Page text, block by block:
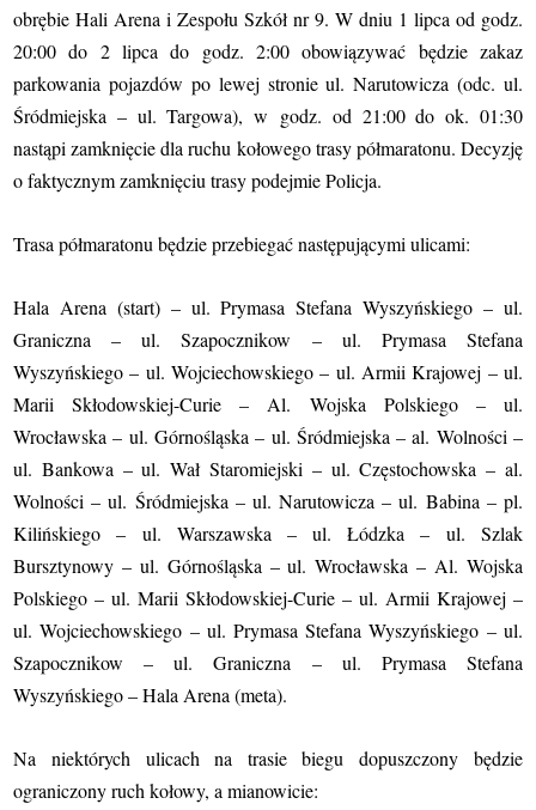
obrębie Hali Arena i Zespołu Szkół nr 9. W dniu 1 lipca od godz.
20:00 do 2 lipca do godz. 2:00 obowiązywać będzie zakaz
parkowania pojazdów po lewej stronie ul. Narutowicza (odc. ul.
Śródmiejska – ul. Targowa), w godz. od 21:00 do ok. 01:30
nastąpi zamknięcie dla ruchu kołowego trasy półmaratonu. Decyzję
o faktycznym zamknięciu trasy podejmie Policja.
Trasa półmaratonu będzie przebiegać następującymi ulicami:
Hala Arena (start) – ul. Prymasa Stefana Wyszyńskiego – ul.
Graniczna – ul. Szapocznikow – ul. Prymasa Stefana
Wyszyńskiego – ul. Wojciechowskiego – ul. Armii Krajowej – ul.
Marii Skłodowskiej-Curie – Al. Wojska Polskiego – ul.
Wrocławska – ul. Górnośląska – ul. Śródmiejska – al. Wolności –
ul. Bankowa – ul. Wał Staromiejski – ul. Częstochowska – al.
Wolności – ul. Śródmiejska – ul. Narutowicza – ul. Babina – pl.
Kilińskiego – ul. Warszawska – ul. Łódzka – ul. Szlak
Bursztynowy – ul. Górnośląska – ul. Wrocławska – Al. Wojska
Polskiego – ul. Marii Skłodowskiej-Curie – ul. Armii Krajowej –
ul. Wojciechowskiego – ul. Prymasa Stefana Wyszyńskiego – ul.
Szapocznikow – ul. Graniczna – ul. Prymasa Stefana
Wyszyńskiego – Hala Arena (meta).
Na niektórych ulicach na trasie biegu dopuszczony będzie
ograniczony ruch kołowy, a mianowicie: